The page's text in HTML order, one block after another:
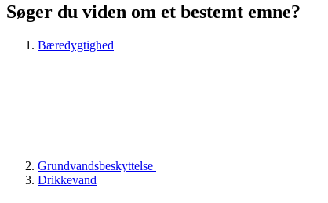
Søger du viden om et bestemt emne?
Bæredygtighed
Grundvandsbeskyttelse
Drikkevand